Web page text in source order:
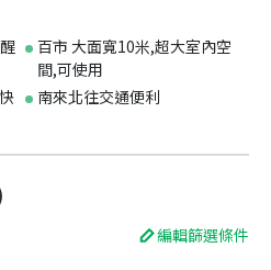
百市 大面寬10米,超大室內空
間,可使用
南來北往交通便利
編輯篩選條件